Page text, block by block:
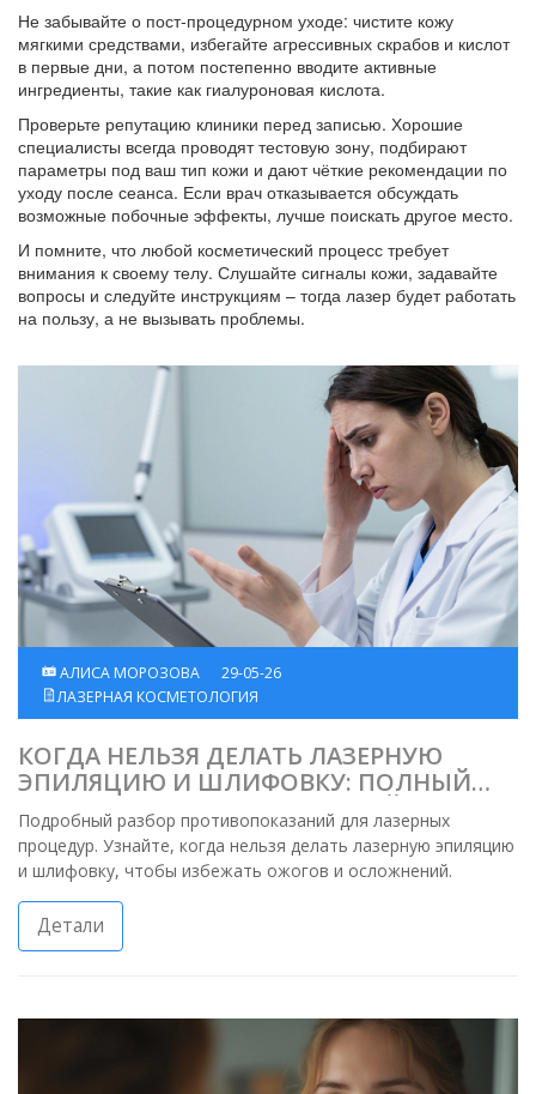
Не забывайте о пост‑процедурном уходе: чистите кожу
мягкими средствами, избегайте агрессивных скрабов и кислот
в первые дни, а потом постепенно вводите активные
ингредиенты, такие как гиалуроновая кислота.
Проверьте репутацию клиники перед записью. Хорошие
специалисты всегда проводят тестовую зону, подбирают
параметры под ваш тип кожи и дают чёткие рекомендации по
уходу после сеанса. Если врач отказывается обсуждать
возможные побочные эффекты, лучше поискать другое место.
И помните, что любой косметический процесс требует
внимания к своему телу. Слушайте сигналы кожи, задавайте
вопросы и следуйте инструкциям – тогда лазер будет работать
на пользу, а не вызывать проблемы.
АЛИСА МОРОЗОВА
29-05-26
ЛАЗЕРНАЯ КОСМЕТОЛОГИЯ
КОГДА НЕЛЬЗЯ ДЕЛАТЬ ЛАЗЕРНУЮ
ЭПИЛЯЦИЮ И ШЛИФОВКУ: ПОЛНЫЙ
СПИСОК ПРОТИВОПОКАЗАНИЙ
Подробный разбор противопоказаний для лазерных
процедур. Узнайте, когда нельзя делать лазерную эпиляцию
и шлифовку, чтобы избежать ожогов и осложнений.
Детали